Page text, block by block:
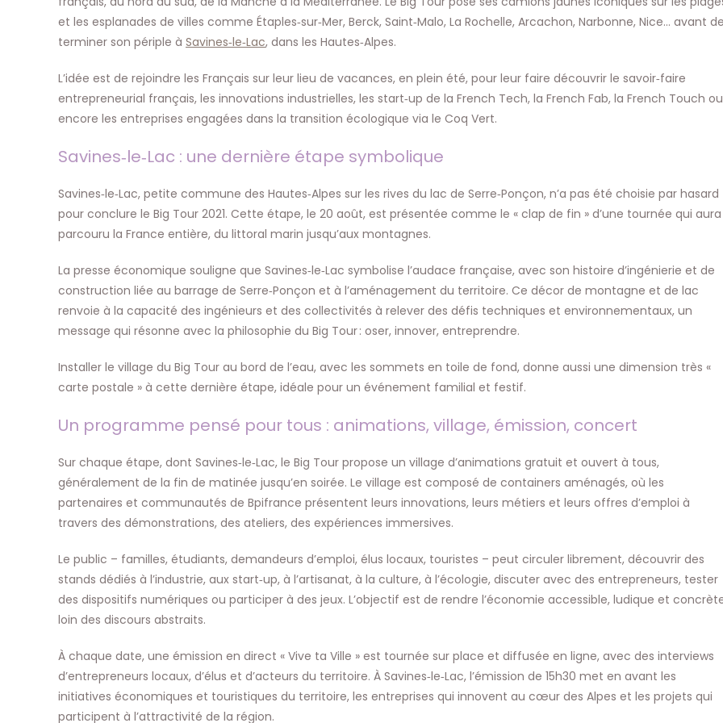
et les esplanades de villes comme Étaples‑sur‑Mer, Berck, Saint‑Malo, La Rochelle, Arcachon, Narbonne, Nice… avant
terminer son périple à Savines‑le‑Lac, dans les Hautes‑Alpes.
L’idée est de rejoindre les Français sur leur lieu de vacances, en plein été, pour leur faire découvrir le savoir‑faire
entrepreneurial français, les innovations industrielles, les start‑up de la French Tech, la French Fab, la French Touch ou
encore les entreprises engagées dans la transition écologique via le Coq Vert.
Savines‑le‑Lac : une dernière étape symbolique
Savines‑le‑Lac, petite commune des Hautes‑Alpes sur les rives du lac de Serre‑Ponçon, n’a pas été choisie par hasard
pour conclure le Big Tour 2021. Cette étape, le 20 août, est présentée comme le « clap de fin » d’une tournée qui aura
parcouru la France entière, du littoral marin jusqu’aux montagnes.
La presse économique souligne que Savines‑le‑Lac symbolise l’audace française, avec son histoire d’ingénierie et de
construction liée au barrage de Serre‑Ponçon et à l’aménagement du territoire. Ce décor de montagne et de lac
renvoie à la capacité des ingénieurs et des collectivités à relever des défis techniques et environnementaux, un
message qui résonne avec la philosophie du Big Tour : oser, innover, entreprendre.
Installer le village du Big Tour au bord de l’eau, avec les sommets en toile de fond, donne aussi une dimension très «
carte postale » à cette dernière étape, idéale pour un événement familial et festif.
Un programme pensé pour tous : animations, village, émission, concert
Sur chaque étape, dont Savines‑le‑Lac, le Big Tour propose un village d’animations gratuit et ouvert à tous,
généralement de la fin de matinée jusqu’en soirée. Le village est composé de containers aménagés, où les
partenaires et communautés de Bpifrance présentent leurs innovations, leurs métiers et leurs offres d’emploi à
travers des démonstrations, des ateliers, des expériences immersives.
Le public – familles, étudiants, demandeurs d’emploi, élus locaux, touristes – peut circuler librement, découvrir des
stands dédiés à l’industrie, aux start‑up, à l’artisanat, à la culture, à l’écologie, discuter avec des entrepreneurs, tester
des dispositifs numériques ou participer à des jeux. L’objectif est de rendre l’économie accessible, ludique et
loin des discours abstraits.
À chaque date, une émission en direct « Vive ta Ville » est tournée sur place et diffusée en ligne, avec des interviews
d’entrepreneurs locaux, d’élus et d’acteurs du territoire. À Savines‑le‑Lac, l’émission de 15h30 met en avant les
initiatives économiques et touristiques du territoire, les entreprises qui innovent au cœur des Alpes et les projets qui
participent à l’attractivité de la région.